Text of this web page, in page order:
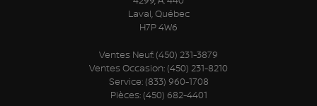
Laval,Québec
H7P 4W6
Ventes Neuf: (450) 231-3879
Ventes Occasion: (450) 231-8210
Service: (833) 960-1708
Pièces: (450) 682-4401